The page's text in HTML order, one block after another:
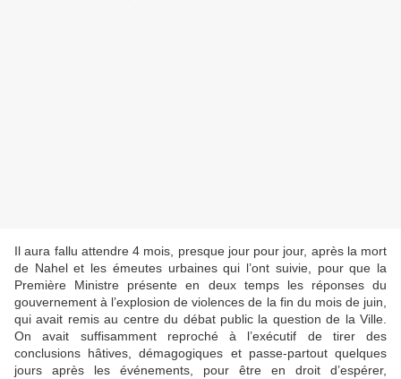
Il aura fallu attendre 4 mois, presque jour pour jour, après la mort
de Nahel et les émeutes urbaines qui l’ont suivie, pour que la
Première Ministre présente en deux temps les réponses du
gouvernement à l’explosion de violences de la fin du mois de juin,
qui avait remis au centre du débat public la question de la Ville.
On avait suffisamment reproché à l’exécutif de tirer des
conclusions hâtives, démagogiques et passe-partout quelques
jours après les événements, pour être en droit d’espérer,